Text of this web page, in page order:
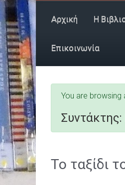
Αρχική Η
Επικοινωνία
You are browsing
Συντάκτης:
Το ταξίδι